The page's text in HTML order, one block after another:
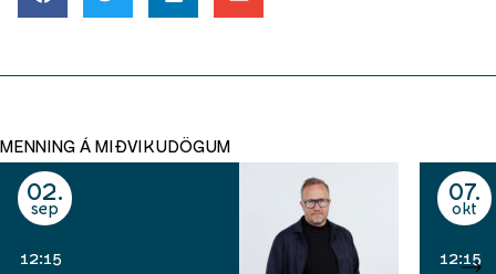
MENNING Á MIÐVIKUDÖGUM
02
sep
12:15
07
okt
12:15